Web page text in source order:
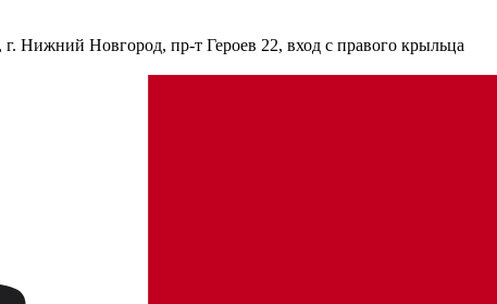
Нижний Новгород, пр-т Героев 22, вход с правого крыльца